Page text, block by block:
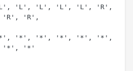
, 'L' , 'L' , 'L' , 'L' , 'R' ,
'R' , 'R' ,
, '*' , '*' , '*' , '*' , '*' ,
'*' , '*'